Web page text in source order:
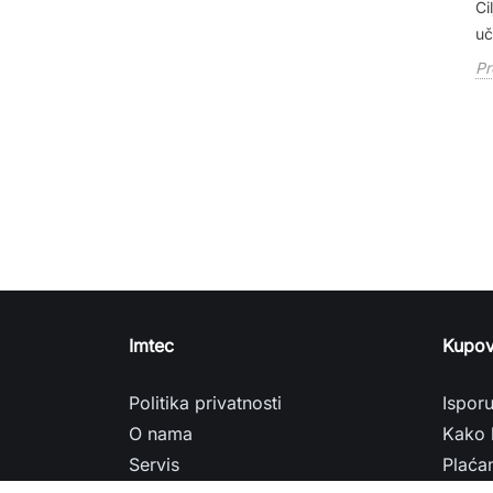
Imtec
Politika privatnosti
O nama
Servis
Kako